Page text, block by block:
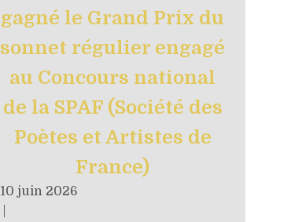
gagné le Grand Prix du
sonnet régulier engagé
au Concours national
de la SPAF (Société des
Poètes et Artistes de
France)
10 juin 2026